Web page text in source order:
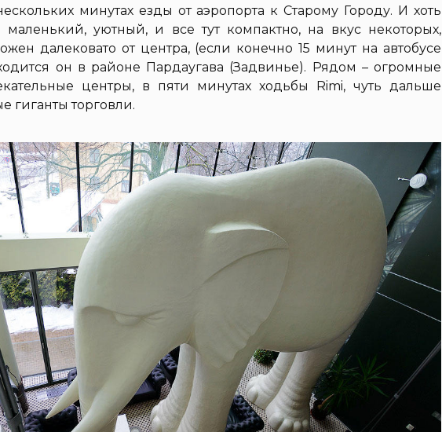
минутах езды от аэропорта к Старому Городу. И хоть
уютный, и все тут компактно, на вкус некоторых,
далековато от центра, (если конечно 15 минут на автобусе
он в районе Пардаугава (Задвинье). Рядом – огромные
центры, в пяти минутах ходьбы Rimi, чуть дальше
гиганты торговли.